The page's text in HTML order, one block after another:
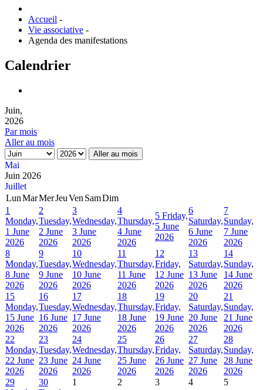
Accueil -
Vie associative -
Agenda des manifestations
Calendrier
Juin,
2026
Par mois
Aller au mois
Aller au mois
Mai
Juin 2026
Juillet
LunMarMerJeuVen SamDim
1
Monday,
1 June
2026
2
Tuesday,
2 June
2026
3
Wednesday,
3 June
2026
4
Thursday,
4 June
2026
5 Friday,
5 June
2026
6
Saturday,
6 June
2026
7
Sunday,
7 June
2026
8
Monday,
8 June
2026
9
Tuesday,
9 June
2026
10
Wednesday,
10 June
2026
11
Thursday,
11 June
2026
12
Friday,
12 June
2026
13
Saturday,
13 June
2026
14
Sunday,
14 June
2026
15
Monday,
15 June
2026
16
Tuesday,
16 June
2026
17
Wednesday,
17 June
2026
18
Thursday,
18 June
2026
19
Friday,
19 June
2026
20
Saturday,
20 June
2026
21
Sunday,
21 June
2026
22
Monday,
22 June
2026
23
Tuesday,
23 June
2026
24
Wednesday,
24 June
2026
25
Thursday,
25 June
2026
26
Friday,
26 June
2026
27
Saturday,
27 June
2026
28
Sunday,
28 June
2026
29
30
1 2 3 4 5